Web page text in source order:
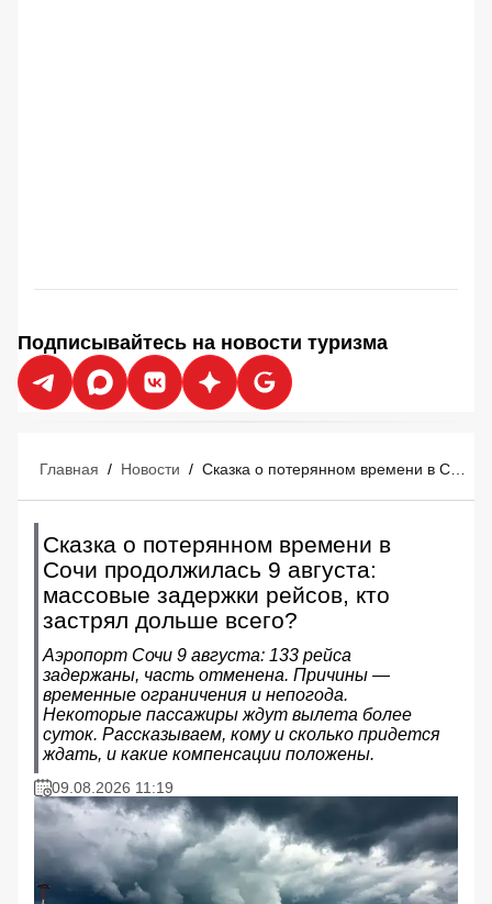
Подписывайтесь на новости туризма
Главная / Новости /
Сказка о потерянном времени в
Сочи продолжилась 9 августа:
массовые задержки рейсов, кто
застрял дольше всего?
Аэропорт Сочи 9 августа: 133 рейса
задержаны, часть отменена. Причины —
временные ограничения и непогода.
Некоторые пассажиры ждут вылета более
суток. Рассказываем, кому и сколько придется
ждать, и какие компенсации положены.
09.08.2026 11:19